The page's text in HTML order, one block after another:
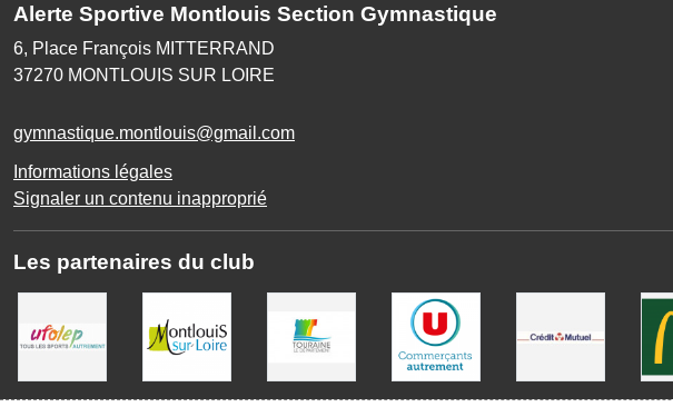
Alerte Sportive Montlouis Section Gymnastique
6, Place François MITTERRAND
37270 MONTLOUIS SUR LOIRE
gymnastique.montlouis@gmail.com
Informations légales
Signaler un contenu inapproprié
Les partenaires du club